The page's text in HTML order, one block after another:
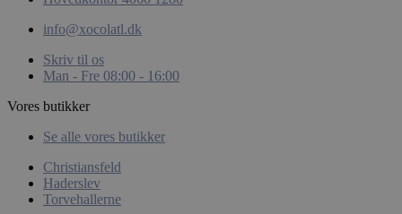
info@xocolatl.dk
Skriv til os
Man - Fre 08:00 - 16:00
Vores butikker
Se alle vores butikker
Christiansfeld
Haderslev
Torvehallerne